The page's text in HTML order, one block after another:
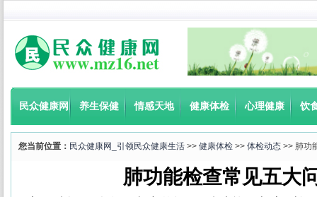
民众健康网 养生保健 情感天地 健康体检 心理健康 饮
您当前位置： 民众健康网_引领民众健康生活 >> 健康体检 >> 体检动态 >> 肺功
肺功能检查常见五大